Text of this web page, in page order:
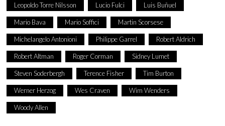
Leopoldo Torre Nilsson Lucio Fulci Luis Buñuel
Mario Bava Mario Soffici Martin Scorsese
Michelangelo Antonioni Philippe Garrel Robert Aldrich
Robert Altman Roger Corman Sidney Lumet
Steven Soderbergh Terence Fisher Tim Burton
Werner Herzog Wes Craven Wim Wenders
Woody Allen